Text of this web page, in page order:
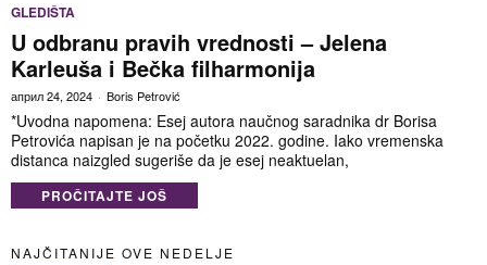
GLEDIŠTA
U odbranu pravih vrednosti – Jelena
Karleuša i Bečka filharmonija
април 24, 2024 Boris Petrović
*Uvodna napomena: Esej autora naučnog saradnika dr Borisa
Petrovića napisan je na početku 2022. godine. Iako vremenska
distanca naizgled sugeriše da je esej neaktuelan,
PROČITAJTE JOŠ
NAJČITANIJE OVE NEDELJE